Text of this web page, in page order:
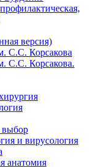
версия)
С.С. Корсакова
С.С. Корсакова.
выбор
и вирусология
анатомия